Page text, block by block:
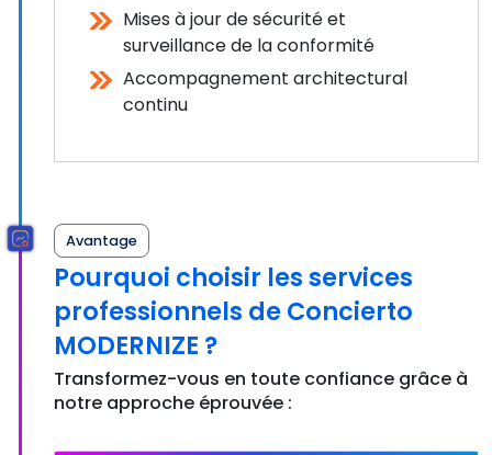
Mises à jour de sécurité et
surveillance de la conformité
Accompagnement architectural
continu
Avantage
Pourquoi choisir les services
professionnels de Concierto
MODERNIZE ?
Transformez-vous en toute confiance grâce à
notre approche éprouvée :